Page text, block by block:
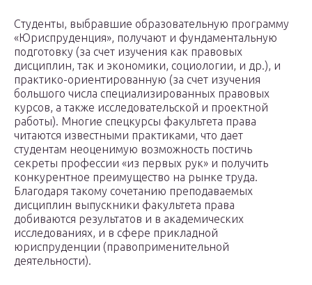
Студенты, выбравшие образовательную программу
«Юриспруденция», получают и фундаментальную
подготовку (за счет изучения как правовых
дисциплин, так и экономики, социологии, и др.), и
практико-ориентированную (за счет изучения
большого числа специализированных правовых
курсов, а также исследовательской и проектной
работы). Многие спецкурсы факультета права
читаются известными практиками, что дает
студентам неоценимую возможность постичь
секреты профессии «из первых рук» и получить
конкурентное преимущество на рынке труда.
Благодаря такому сочетанию преподаваемых
дисциплин выпускники факультета права
добиваются результатов и в академических
исследованиях, и в сфере прикладной
юриспруденции (правоприменительной
деятельности).